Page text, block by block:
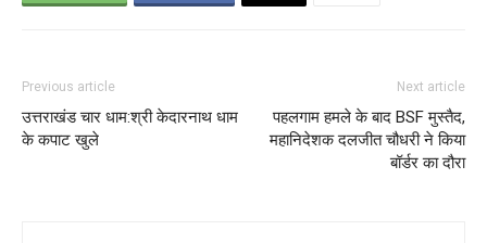
Previous article
उत्तराखंड चार धाम:श्री केदारनाथ धाम
के कपाट खुले‌
Next article
पहलगाम हमले के बाद BSF मुस्तैद,
महानिदेशक दलजीत चौधरी ने किया
बॉर्डर का दौरा